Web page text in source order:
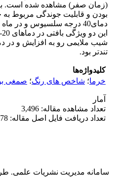
(زمان صفر) مشاهده شده است.
بودن و قابلیت جوندگی مربوط به
دمای40 درجه سلسیوس و
تندتر بود.
کلیدواژه‌ها
خرما؛ شاخص های رنگ؛ صمغی
آمار
تعداد مشاهده مقاله: 3,496
تعداد دریافت فایل اصل مقاله: 1,978
سامانه مدیریت نشریات علمی.